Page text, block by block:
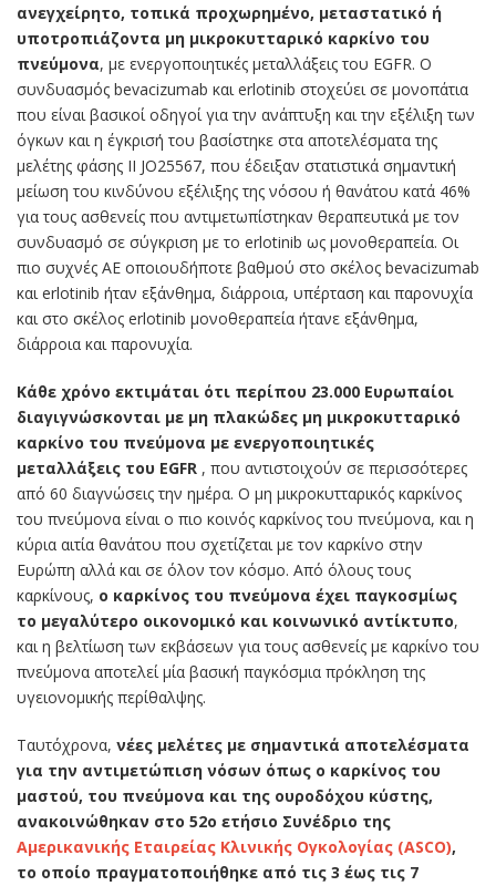
ανεγχείρητο, τοπικά προχωρημένο, μεταστατικό ή
υποτροπιάζοντα μη μικροκυτταρικό καρκίνο του
πνεύμονα, με ενεργοποιητικές μεταλλάξεις του EGFR. Ο
συνδυασμός bevacizumab και erlotinib στοχεύει σε μονοπάτια
που είναι βασικοί οδηγοί για την ανάπτυξη και την εξέλιξη των
όγκων και η έγκρισή του βασίστηκε στα αποτελέσματα της
μελέτης φάσης II JO25567, που έδειξαν στατιστικά σημαντική
μείωση του κινδύνου εξέλιξης της νόσου ή θανάτου κατά 46%
για τους ασθενείς που αντιμετωπίστηκαν θεραπευτικά με τον
συνδυασμό σε σύγκριση με το erlotinib ως μονοθεραπεία. Οι
πιο συχνές ΑΕ οποιουδήποτε βαθμού στο σκέλος bevacizumab
και erlotinib ήταν εξάνθημα, διάρροια, υπέρταση και παρονυχία
και στο σκέλος erlotinib μονοθεραπεία ήτανε εξάνθημα,
διάρροια και παρονυχία.
Κάθε χρόνο εκτιμάται ότι περίπου 23.000 Ευρωπαίοι
διαγιγνώσκονται με μη πλακώδες μη μικροκυτταρικό
καρκίνο του πνεύμονα με ενεργοποιητικές
μεταλλάξεις του EGFR , που αντιστοιχούν σε περισσότερες
από 60 διαγνώσεις την ημέρα. Ο μη μικροκυτταρικός καρκίνος
του πνεύμονα είναι ο πιο κοινός καρκίνος του πνεύμονα, και η
κύρια αιτία θανάτου που σχετίζεται με τον καρκίνο στην
Ευρώπη αλλά και σε όλον τον κόσμο. Από όλους τους
καρκίνους, ο καρκίνος του πνεύμονα έχει παγκοσμίως
το μεγαλύτερο οικονομικό και κοινωνικό αντίκτυπο,
και η βελτίωση των εκβάσεων για τους ασθενείς με καρκίνο του
πνεύμονα αποτελεί μία βασική παγκόσμια πρόκληση της
υγειονομικής περίθαλψης.
Ταυτόχρονα, νέες μελέτες με σημαντικά αποτελέσματα
για την αντιμετώπιση νόσων όπως ο καρκίνος του
μαστού, του πνεύμονα και της ουροδόχου κύστης,
ανακοινώθηκαν στο 52ο ετήσιο Συνέδριο της
Αμερικανικής Εταιρείας Κλινικής Ογκολογίας (ASCO),
το οποίο πραγματοποιήθηκε από τις 3 έως τις 7